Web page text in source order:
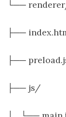
└──
├──
├──
├── js/